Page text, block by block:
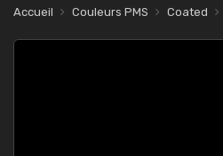
Accueil Couleurs PMS Coated